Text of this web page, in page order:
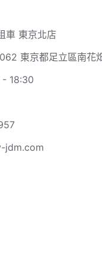
車 東京北店
東京都足立區南花
- 18:30
jdm.com